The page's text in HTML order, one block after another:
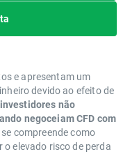
e apresentam um
devido ao efeito de
não
negoceiam CFD com
compreende como
o elevado risco de perda